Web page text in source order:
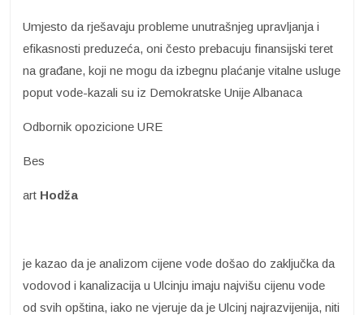
Umjesto da rješavaju probleme unutrašnjeg upravljanja i
efikasnosti preduzeća, oni često prebacuju finansijski teret
na građane, koji ne mogu da izbegnu plaćanje vitalne usluge
poput vode-kazali su iz Demokratske Unije Albanaca
Odbornik opozicione URE
Bes
art Hodža
je kazao da je analizom cijene vode došao do zaključka da
vodovod i kanalizacija u Ulcinju imaju najvišu cijenu vode
od svih opština, iako ne vjeruje da je Ulcinj najrazvijenija, niti